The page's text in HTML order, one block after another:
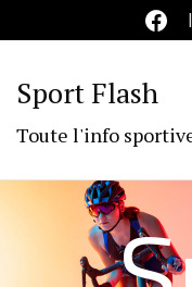
Sport Flash
Toute l'info